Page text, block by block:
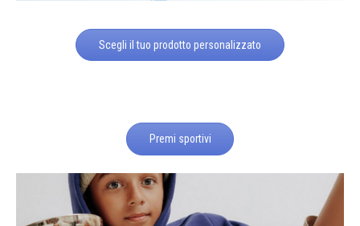
Scegli il tuo prodotto personalizzato
Premi sportivi